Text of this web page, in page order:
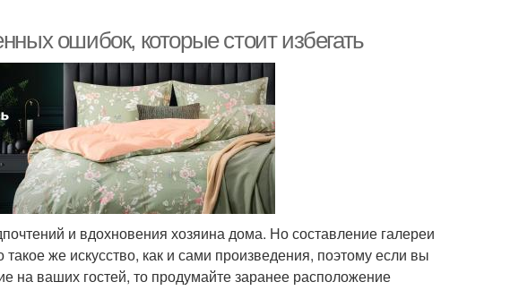
ошибок, которые стоит избегать
и вдохновения хозяина дома. Но составление галереи
же искусство, как и сами произведения, поэтому если вы
на ваших гостей, то продумайте заранее расположение